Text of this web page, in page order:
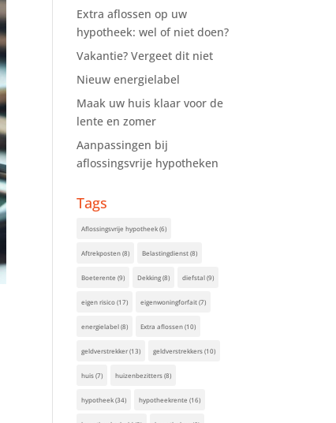
Extra aflossen op uw
hypotheek: wel of niet doen?
Vakantie? Vergeet dit niet
Nieuw energielabel
Maak uw huis klaar voor de
lente en zomer
Aanpassingen bij
aflossingsvrije hypotheken
Tags
Aflossingsvrije hypotheek(6)
Aftrekposten(8) Belastingdienst(8)
Boeterente (9) Dekking(8) diefstal(9)
eigen risico(17) eigenwoningforfait(7)
energielabel(8) Extra aflossen(10)
geldverstrekker(13) geldverstrekkers(10)
huis(7) huizenbezitters(8)
hypotheek(34) hypotheekrente (16)